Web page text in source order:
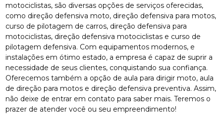
motociclistas, são diversas opções de serviços oferecidas,
como direção defensiva moto, direção defensiva para motos,
curso de pilotagem de carros, direção defensiva para
motociclistas, direção defensiva motociclistas e curso de
pilotagem defensiva. Com equipamentos modernos, e
instalações em ótimo estado, a empresa é capaz de suprir a
necessidade de seus clientes, conquistando sua confiança.
Oferecemos também a opção de aula para dirigir moto, aula
de direção para motos e direção defensiva preventiva. Assim,
não deixe de entrar em contato para saber mais. Teremos o
prazer de atender você ou seu empreendimento!